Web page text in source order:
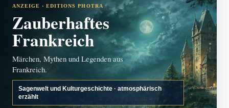
ANZEIGE · EDITIONS PHOTRA
Zauberhaftes
Frankreich
Märchen, Mythen und Legenden aus
Frankreich.
Sagenwelt und Kulturgeschichte · atmosphärisch
erzählt